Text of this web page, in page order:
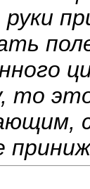
то